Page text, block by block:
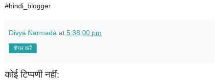
#hindi_blogger
Divya Narmada at 5:38:00 pm
शेयर करें
कोई टिप्पणी नहीं: